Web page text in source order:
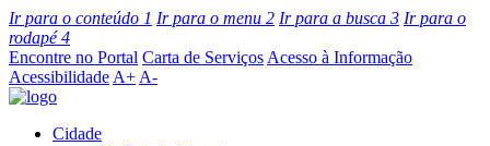
Ir para o conteúdo 1 Ir para o menu 2 Ir para a busca 3 Ir para o
rodapé4
Encontre no Portal Carta de Serviços Acesso à Informação
Acessibilidade A+ A-
Cidade